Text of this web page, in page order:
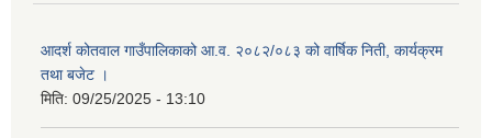
आदर्श कोतवाल गाउँपालिकाको आ.व. २०८२/०८३ को वार्षिक निती, कार्यक्रम
तथा बजेट ।
मिति: 09/25/2025 - 13:10